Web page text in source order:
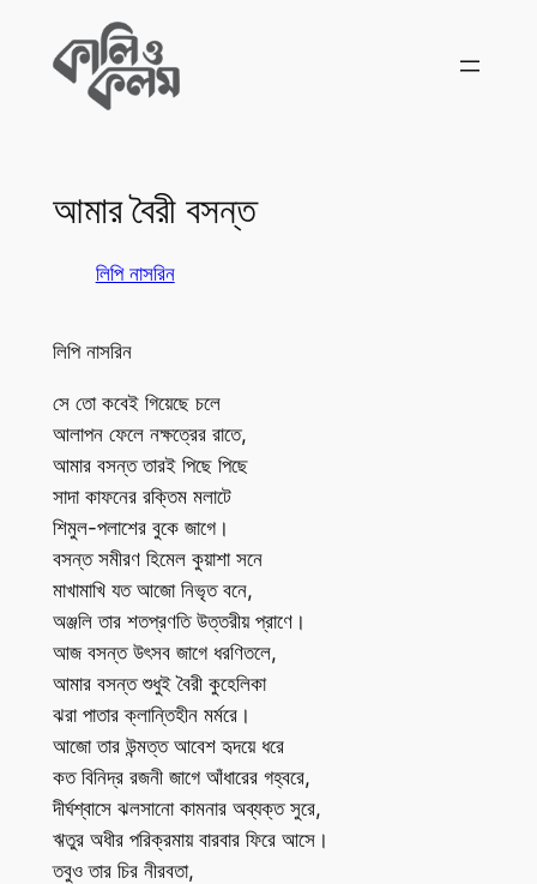
content
আমার বৈরী বসন্ত
লিপি নাসরিন
লিপি নাসরিন
সে তো কবেই গিয়েছে চলে
আলাপন ফেলে নক্ষত্রের রাতে,
আমার বসন্ত তারই পিছে পিছে
সাদা কাফনের রক্তিম মলাটে
শিমুল-পলাশের বুকে জাগে।
বসন্ত সমীরণ হিমেল কুয়াশা সনে
মাখামাখি যত আজো নিভৃত বনে,
অঞ্জলি তার শতপ্রণতি উত্তরীয় প্রাণে।
আজ বসন্ত উৎসব জাগে ধরণিতলে,
আমার বসন্ত শুধুই বৈরী কুহেলিকা
ঝরা পাতার ক্লান্তিহীন মর্মরে।
আজো তার উন্মত্ত আবেশ হৃদয়ে ধরে
কত বিনিদ্র রজনী জাগে আঁধারের গহ্বরে,
দীর্ঘশ্বাসে ঝলসানো কামনার অব্যক্ত সুরে,
ঋতুর অধীর পরিক্রমায় বারবার ফিরে আসে।
তবুও তার চির নীরবতা,